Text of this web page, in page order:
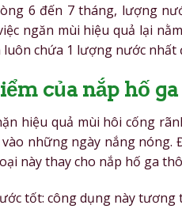
6 đến 7 tháng, lượng
ngăn mùi hiệu quả lại
luôn chứa 1 lượng nước
của nắp hố
hiệu quả mùi hôi cống
những ngày nắng nóng.
này thay cho nắp hố ga
tốt: công dụng này